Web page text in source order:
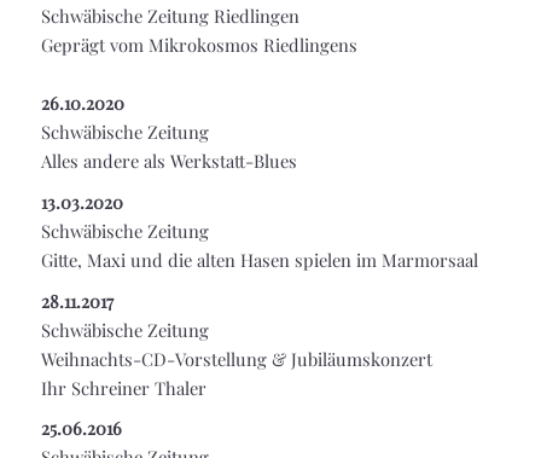
Schwäbische Zeitung Riedlingen
Geprägt vom Mikrokosmos Riedlingens
26.10.2020
Schwäbische Zeitung
Alles andere als Werkstatt-Blues
13.03.2020
Schwäbische Zeitung
Gitte, Maxi und die alten Hasen spielen im Marmorsaal
28.11.2017
Schwäbische Zeitung
Weihnachts-CD-Vorstellung & Jubiläumskonzert
Ihr Schreiner Thaler
25.06.2016